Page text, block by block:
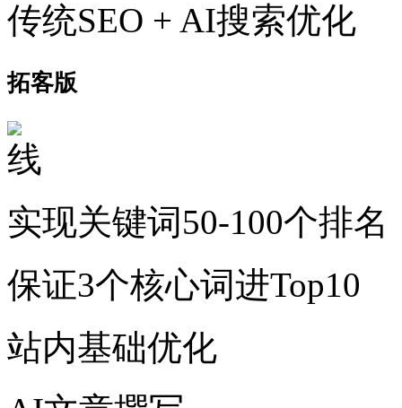
传统SEO + AI搜索优化
拓客版
实现关键词50-100个排名
保证3个核心词进Top10
站内基础优化